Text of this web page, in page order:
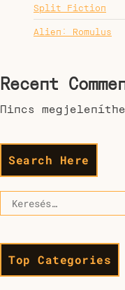
Split Fiction
Alien: Romulus
Recent
Nincs
Search Here
Top Categories